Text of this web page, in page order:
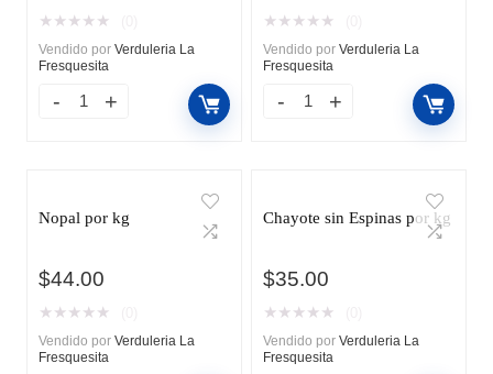
★ ★ ★ ★ ★
Vendido por Verduleria La
Fresquesita
★ ★ ★ ★ ★
Vendido por Verduleria La
Fresquesita
Nopal por kg
$44.00
★ ★ ★ ★ ★
Vendido por Verduleria La
Fresquesita
Chayote sin Espinas por kg
$35.00
★ ★ ★ ★ ★
Vendido por Verduleria La
Fresquesita